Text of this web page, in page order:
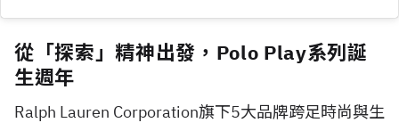
從「探索」精神出發，Polo Play系列誕
生週年
Ralph Lauren Corporation旗下5大品牌跨足時尚與生